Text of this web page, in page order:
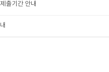
출기간 안내